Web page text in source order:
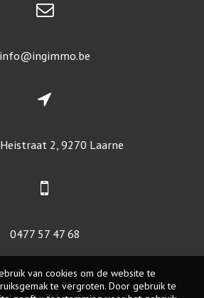
info@ingimmo.be
2, 9270 Laarne
0477 57 47 68
van cookies om de website te
te vergroten. Door gebruik te